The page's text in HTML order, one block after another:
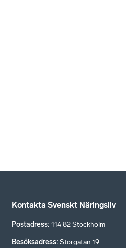
Kontakta Svenskt Näringsliv
Postadress: 114 82 Stockholm
Besöksadress: Storgatan 19